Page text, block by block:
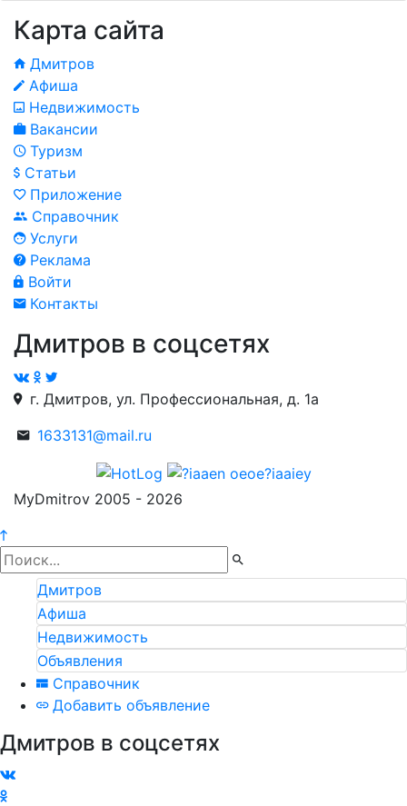
Карта сайта
Дмитров
Афиша
Недвижимость
Вакансии
Туризм
Статьи
Приложение
Справочник
Услуги
Реклама
Войти
Контакты
Дмитров в соцсетях
г. Дмитров, ул. Профессиональная, д. 1а
1633131@mail.ru
MyDmitrov 2005 - 2026
Дмитров
Афиша
Недвижимость
Объявления
Справочник
Добавить объявление
Дмитров в соцсетях